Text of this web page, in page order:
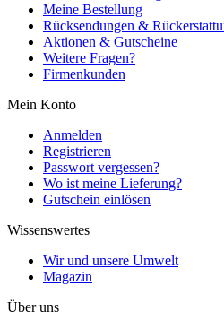
Meine Bestellung
Rücksendungen &
Aktionen & Gutscheine
Weitere Fragen?
Firmenkunden
Mein Konto
Anmelden
Registrieren
Passwort vergessen?
Wo ist meine Lieferung?
Gutschein einlösen
Wissenswertes
Wir und unsere Umwelt
Magazin
Über uns